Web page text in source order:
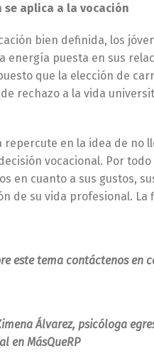
aplica a la vocación
bien definida, los
energía puesta en sus
que la elección de
rechazo a la vida
repercute en la idea de no
vocacional. Por
en cuanto a sus gustos,
de su vida profesional.
este tema contáctenos en
Álvarez, psicóloga
en MásQueRP